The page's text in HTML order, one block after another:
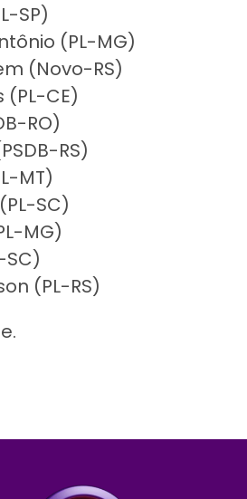
SP)
(PL-MG)
(Novo-RS)
CE)
RO)
RS)
MT)
SC)
MG)
(PL-RS)